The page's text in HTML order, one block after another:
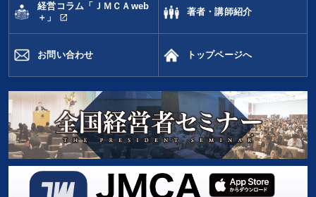
経営コラム「ＪＭＣＡweb
＋」
open_in_new
著者・講師紹介
お問い合わせ トップページへ